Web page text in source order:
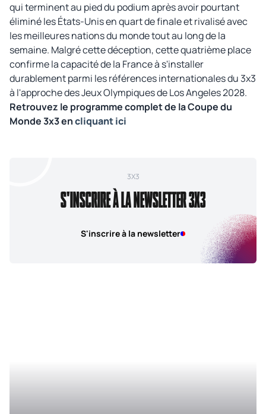
qui terminent au pied du podium après avoir pourtant
éliminé les États-Unis en quart de finale et rivalisé avec
les meilleures nations du monde tout au long de la
semaine. Malgré cette déception, cette quatrième place
confirme la capacité de la France à s'installer
durablement parmi les références internationales du 3x3
à l'approche des Jeux Olympiques de Los Angeles 2028.
Retrouvez le programme complet de la Coupe du
Monde 3x3 encliquant ici
3X3
S'INSCRIRE À LA NEWSLETTER 3X3
S'inscrire à la newsletter